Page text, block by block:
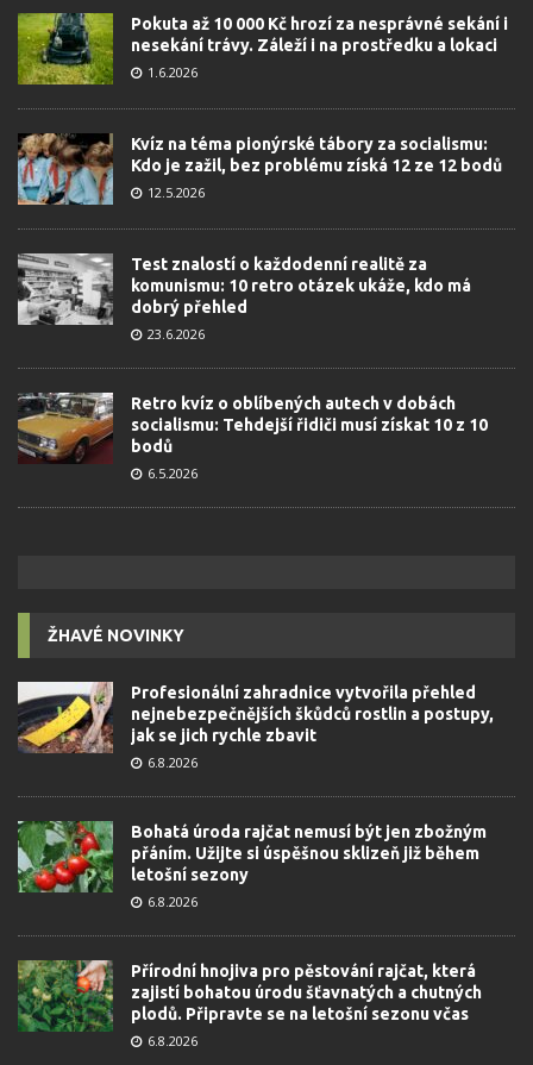
Pokuta až 10 000 Kč hrozí za nesprávné sekání i
nesekání trávy. Záleží i na prostředku a lokaci
1.6.2026
Kvíz na téma pionýrské tábory za socialismu:
Kdo je zažil, bez problému získá 12 ze 12 bodů
12.5.2026
Test znalostí o každodenní realitě za
komunismu: 10 retro otázek ukáže, kdo má
dobrý přehled
23.6.2026
Retro kvíz o oblíbených autech v dobách
socialismu: Tehdejší řidiči musí získat 10 z 10
bodů
6.5.2026
ŽHAVÉ NOVINKY
Profesionální zahradnice vytvořila přehled
nejnebezpečnějších škůdců rostlin a postupy,
jak se jich rychle zbavit
6.8.2026
Bohatá úroda rajčat nemusí být jen zbožným
přáním. Užijte si úspěšnou sklizeň již během
letošní sezony
6.8.2026
Přírodní hnojiva pro pěstování rajčat, která
zajistí bohatou úrodu šťavnatých a chutných
plodů. Připravte se na letošní sezonu včas
6.8.2026